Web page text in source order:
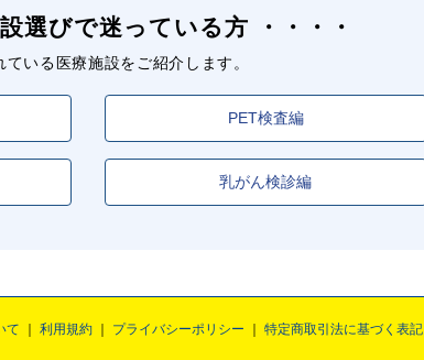
選びで迷っている方
ている医療施設をご紹介します。
PET検査編
乳がん検診編
て 利用規約 プライバシーポリシー 特定商取引法に基づく表記